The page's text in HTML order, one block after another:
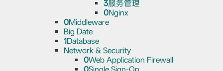
3服务管理
0Nginx
0Middleware
Big Date
1Database
Network & Security
0Web Application Firewall